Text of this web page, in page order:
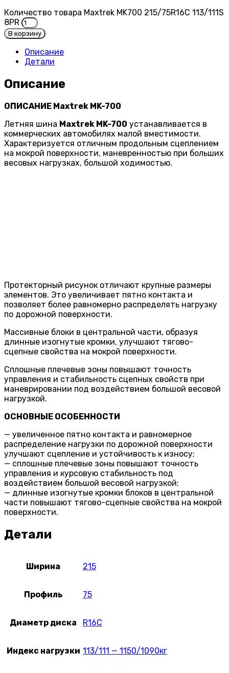
Количество товара Maxtrek MK700 215/75R16C 113/111S
8PR
В корзину
Описание
Детали
Описание
ОПИСАНИЕ Maxtrek MK-700
Летняя шина Maxtrek MK-700 устанавливается в
коммерческих автомобилях малой вместимости.
Характеризуется отличным продольным сцеплением
на мокрой поверхности, маневренностью при больших
весовых нагрузках, большой ходимостью.
Протекторный рисунок отличают крупные размеры
элементов. Это увеличивает пятно контакта и
позволяет более равномерно распределять нагрузку
по дорожной поверхности.
Массивные блоки в центральной части, образуя
длинные изогнутые кромки, улучшают тягово-
сцепные свойства на мокрой поверхности.
Сплошные плечевые зоны повышают точность
управления и стабильность сцепных свойств при
маневрировании под воздействием большой весовой
нагрузкой.
ОСНОВНЫЕ ОСОБЕННОСТИ
— увеличенное пятно контакта и равномерное
распределение нагрузки по дорожной поверхности
улучшают сцепление и устойчивость к износу;
— сплошные плечевые зоны повышают точность
управления и курсовую стабильность под
воздействием большой весовой нагрузкой;
— длинные изогнутые кромки блоков в центральной
части повышают тягово-сцепные свойства на мокрой
поверхности.
Детали
Ширина 215
Профиль 75
Диаметр диска R16C
Индекс нагрузки 113/111 — 1150/1090кг